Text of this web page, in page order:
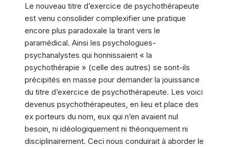
Le nouveau titre d’exercice de psychothérapeute
est venu consolider complexifier une pratique
encore plus paradoxale la tirant vers le
paramédical. Ainsi les psychologues-
psychanalystes qui honnissaient « la
psychothérapie » (celle des autres) se sont-ils
précipités en masse pour demander la jouissance
du titre d’exercice de psychothérapeute. Les voici
devenus psychothérapeutes, en lieu et place des
ex porteurs du nom, eux qui n’en avaient nul
besoin, ni idéologiquement ni théoriquement ni
disciplinairement. Ceci nous conduirait à aborder le